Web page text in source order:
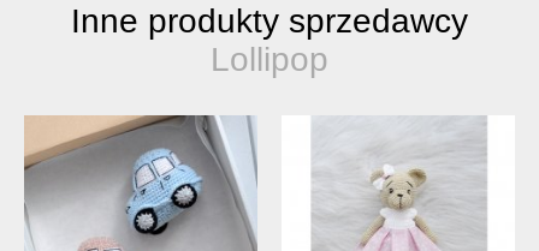
Inne produkty sprzedawcy
Lollipop